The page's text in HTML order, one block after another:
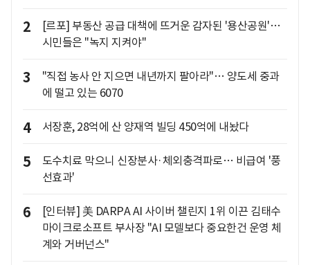
2
[르포] 부동산 공급 대책에 뜨거운 감자된 '용산공원'…
시민들은 "녹지 지켜야"
3
"직접 농사 안 지으면 내년까지 팔아라"… 양도세 중과
에 떨고 있는 6070
4 서장훈, 28억에 산 양재역 빌딩 450억에 내놨다
5
도수치료 막으니 신장분사·체외충격파로… 비급여 '풍
선효과'
6
[인터뷰] 美 DARPA AI 사이버 챌린지 1위 이끈 김태수
마이크로소프트 부사장 "AI 모델보다 중요한건 운영 체
계와 거버넌스"